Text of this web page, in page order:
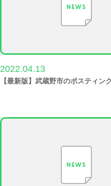
2022.04.13
【最新版】武蔵野市のポスティン